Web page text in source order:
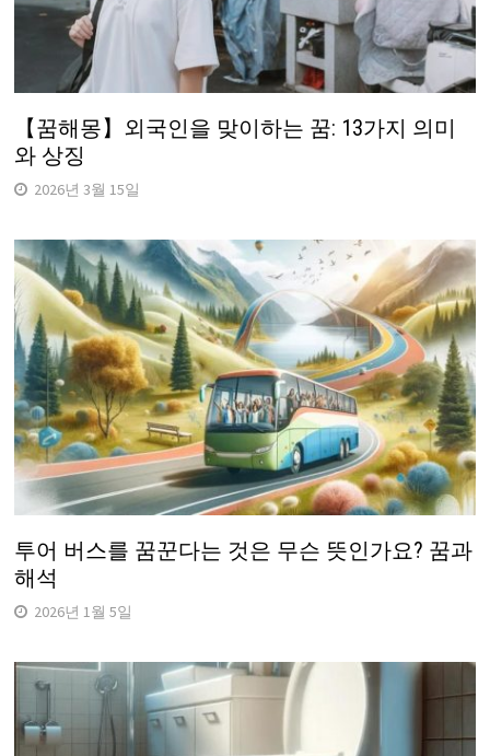
【꿈해몽】외국인을 맞이하는 꿈: 13가지 의미
와 상징
2026년 3월 15일
투어 버스를 꿈꾼다는 것은 무슨 뜻인가요? 꿈과
해석
2026년 1월 5일